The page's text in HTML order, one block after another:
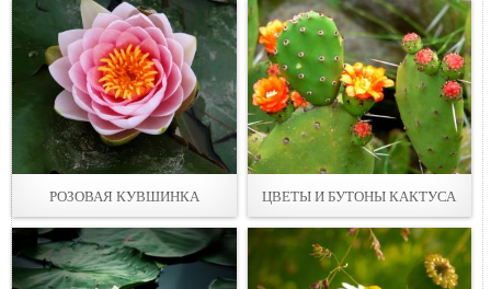
РОЗОВАЯ КУВШИНКА ЦВЕТЫ И БУТОНЫ КАКТУСА